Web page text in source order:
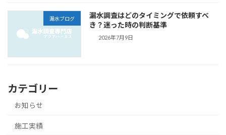
漏水ブログ
漏水調査はどのタイミングで依頼すべ
き？迷った時の判断基準
2026年7月9日
カテゴリー
お知らせ
施工実績